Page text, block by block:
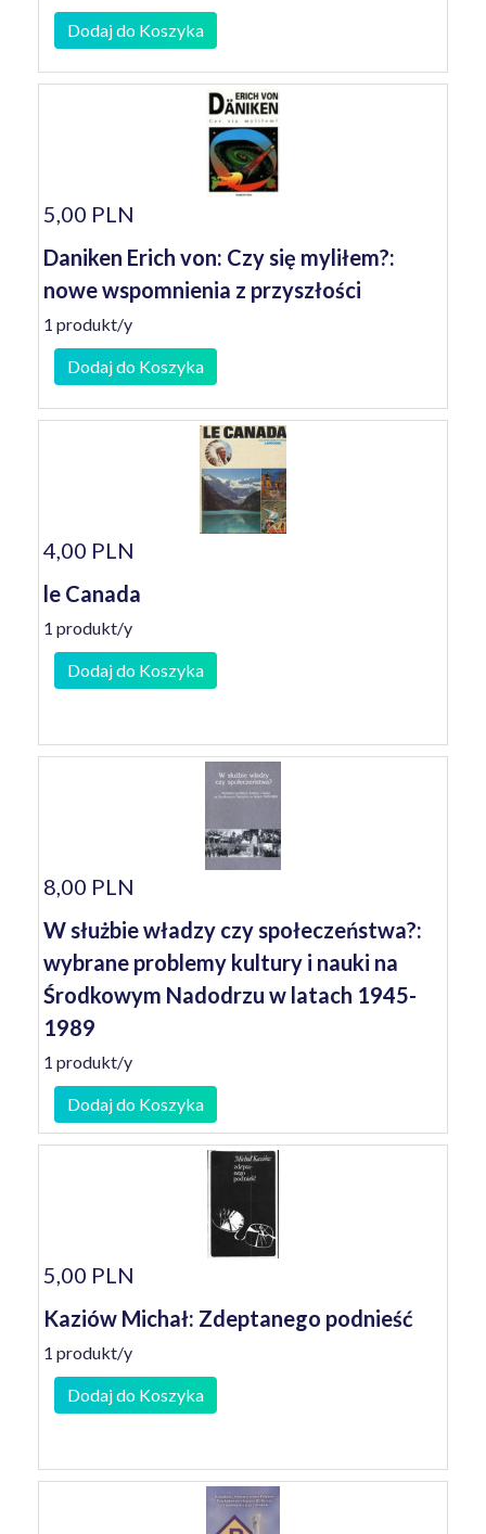
Dodaj do Koszyka
5,00 PLN
Daniken Erich von: Czy się myliłem?:
nowe wspomnienia z przyszłości
1 produkt/y
Dodaj do Koszyka
4,00 PLN
le Canada
1 produkt/y
Dodaj do Koszyka
8,00 PLN
W służbie władzy czy społeczeństwa?:
wybrane problemy kultury i nauki na
Środkowym Nadodrzu w latach 1945-
1989
1 produkt/y
Dodaj do Koszyka
5,00 PLN
Kaziów Michał: Zdeptanego podnieść
1 produkt/y
Dodaj do Koszyka